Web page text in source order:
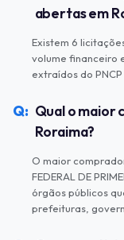
abertas em
Existem 6
volume financeiro
extraídos do
Qual o maior
Roraima?
O maior
FEDERAL DE
órgãos públicos
prefeituras,